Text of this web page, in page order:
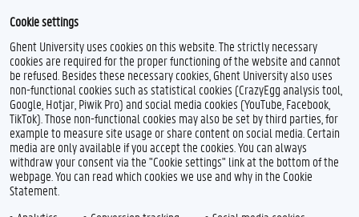
Feedback
Privacy
Disclaimer
Cookie settings
Ghent University uses cookies on this website. The strictly necessary
cookies are required for the proper functioning of the website and cannot
be refused. Besides these necessary cookies, Ghent University also uses
non-functional cookies such as statistical cookies (CrazyEgg analysis tool,
Google, Hotjar, Piwik Pro) and social media cookies (YouTube, Facebook,
TikTok). Those non-functional cookies may also be set by third parties, for
example to measure site usage or share content on social media. Certain
media are only available if you accept the cookies. You can always
withdraw your consent via the "Cookie settings" link at the bottom of the
webpage. You can read which cookies we use and why in the Cookie
Statement.